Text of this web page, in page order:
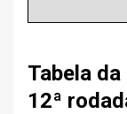
Tabela
12ª